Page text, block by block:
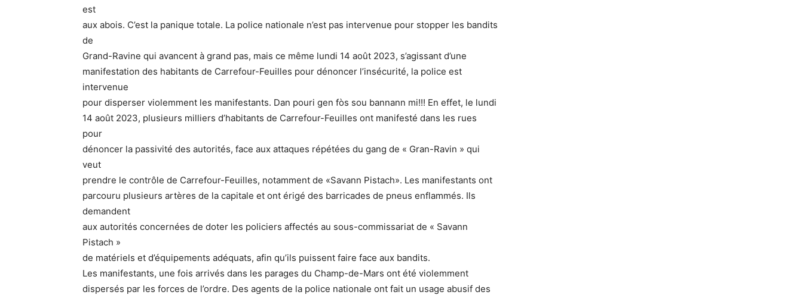
est
aux abois. C’est la panique totale. La police nationale n’est pas intervenue pour stopper les bandits
de
Grand-Ravine qui avancent à grand pas, mais ce même lundi 14 août 2023, s’agissant d’une
manifestation des habitants de Carrefour-Feuilles pour dénoncer l’insécurité, la police est
intervenue
pour disperser violemment les manifestants. Dan pouri gen fòs sou bannann mi!!! En effet, le lundi
14 août 2023, plusieurs milliers d’habitants de Carrefour-Feuilles ont manifesté dans les rues
pour
dénoncer la passivité des autorités, face aux attaques répétées du gang de « Gran-Ravin » qui
veut
prendre le contrôle de Carrefour-Feuilles, notamment de «Savann Pistach». Les manifestants ont
parcouru plusieurs artères de la capitale et ont érigé des barricades de pneus enflammés. Ils
demandent
aux autorités concernées de doter les policiers affectés au sous-commissariat de « Savann
Pistach »
de matériels et d’équipements adéquats, afin qu’ils puissent faire face aux bandits.
Les manifestants, une fois arrivés dans les parages du Champ-de-Mars ont été violemment
dispersés par les forces de l’ordre. Des agents de la police nationale ont fait un usage abusif des